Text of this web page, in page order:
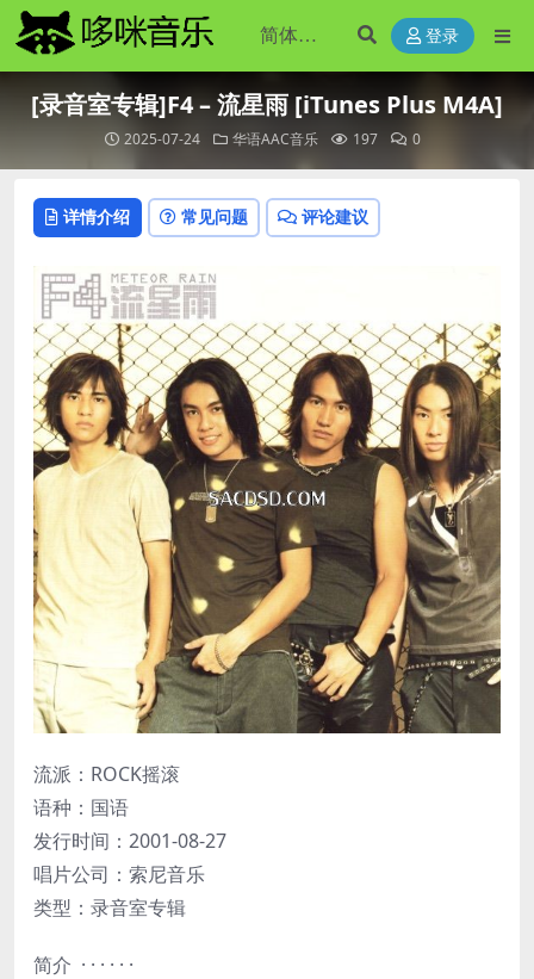
登录
[录音室专辑]F4 – 流星雨 [iTunes Plus M4A]
2025-07-24 华语AAC音乐 197 0
详情介绍 常见问题 评论建议
流派：ROCK摇滚
语种：国语
发行时间：2001-08-27
唱片公司：索尼音乐
类型：录音室专辑
简介 · · · · · ·